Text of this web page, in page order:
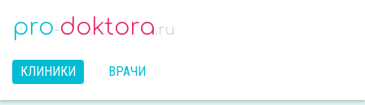
pro-doktora.ru
КЛИНИКИ ВРАЧИ